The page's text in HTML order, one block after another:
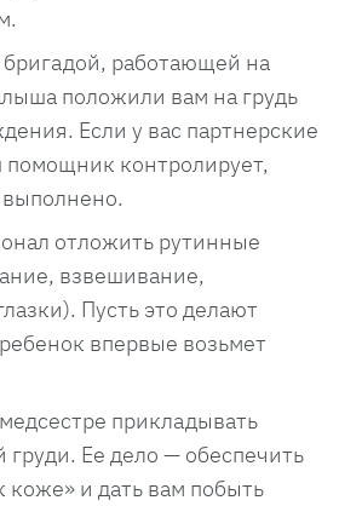
бригадой, работающей на
положили вам на грудь
Если у вас партнерские
помощник контролирует,
отложить рутинные
взвешивание,
Пусть это делают
впервые возьмет
прикладывать
Ее дело — обеспечить
коже» и дать вам побыть